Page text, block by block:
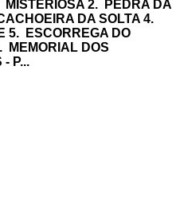
MISTERIOSA 2. PEDRA DA
DA SOLTA 4.
5. ESCORREGA DO
MEMORIAL DOS
- P...